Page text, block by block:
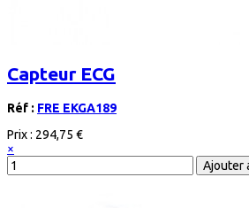
Capteur ECG
Réf : FRE EKGA189
Prix : 294,75 €
×